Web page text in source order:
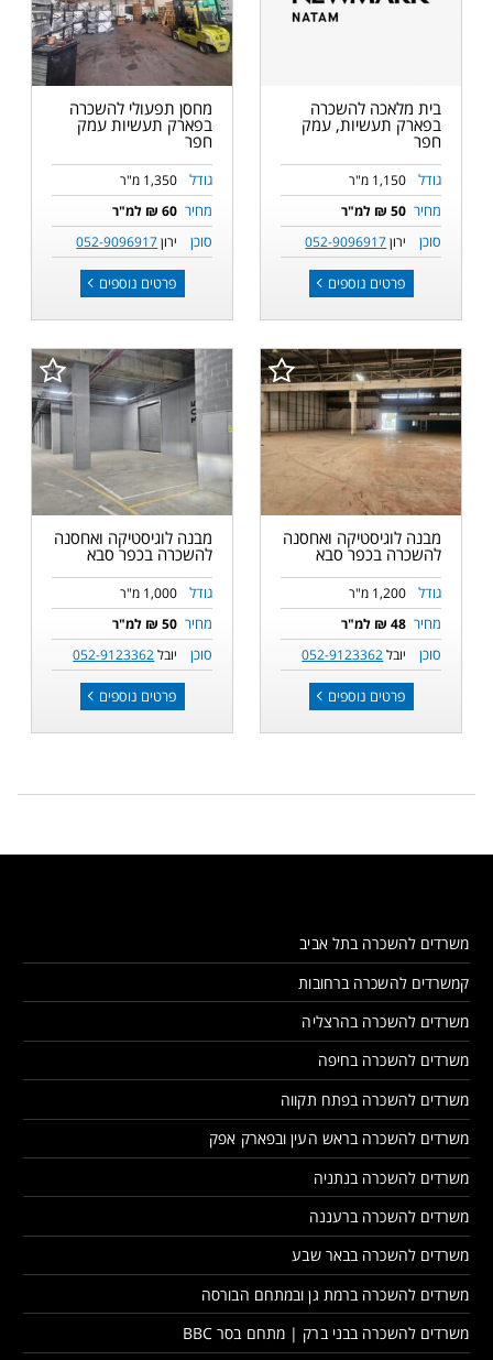
בית מלאכה להשכרה
בפארק תעשיות, עמק
חפר
גודל 1,150 מ"ר
מחיר 50 ₪ למ"ר
סוכן ירון052-9096917
פרטים נוספים
מחסן תפעולי להשכרה
בפארק תעשיות עמק
חפר
גודל 1,350 מ"ר
מחיר 60 ₪ למ"ר
סוכן ירון052-9096917
פרטים נוספים
מבנה לוגיסטיקה ואחסנה
להשכרה בכפר סבא
גודל 1,200 מ"ר
מחיר 48 ₪ למ"ר
סוכן יובל052-9123362
פרטים נוספים
מבנה לוגיסטיקה ואחסנה
להשכרה בכפר סבא
גודל 1,000 מ"ר
מחיר 50 ₪ למ"ר
סוכן יובל052-9123362
פרטים נוספים
משרדים להשכרה בתל אביב
קמשרדים להשכרה ברחובות
משרדים להשכרה בהרצליה
משרדים להשכרה בחיפה
משרדים להשכרה בפתח תקווה
משרדים להשכרה בראש העין ובפארק אפק
משרדים להשכרה בנתניה
משרדים להשכרה ברעננה
משרדים להשכרה בבאר שבע
משרדים להשכרה ברמת גן ובמתחם הבורסה
משרדים להשכרה בבני ברק | מתחם בסר BBC